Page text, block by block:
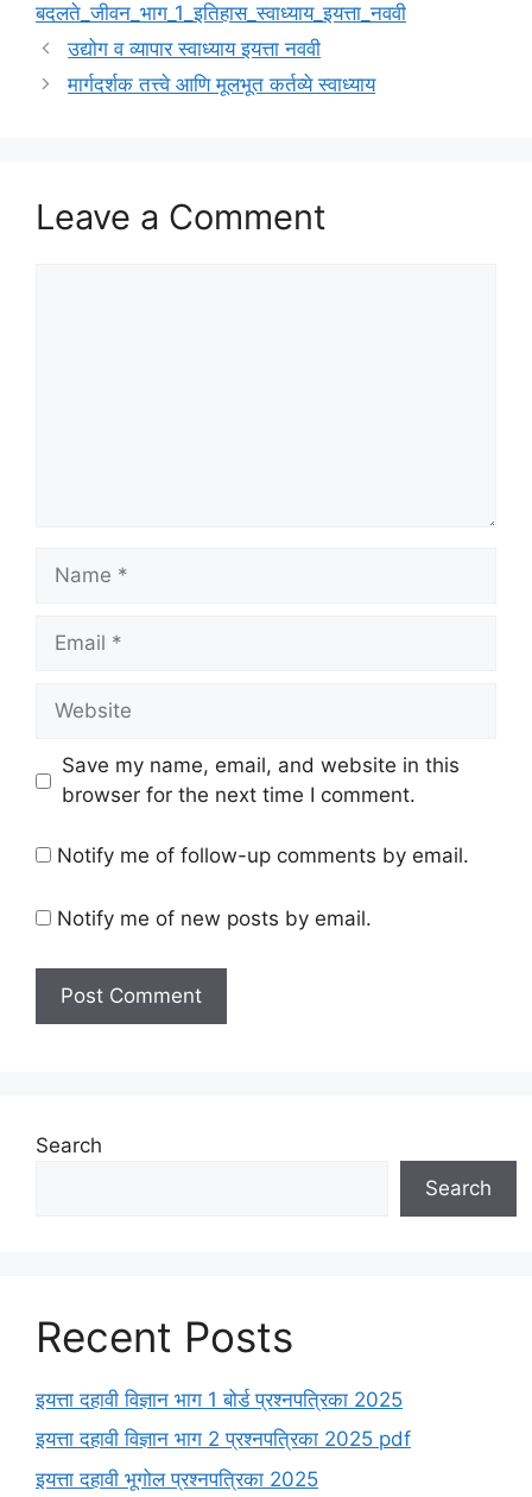
बदलते_जीवन_भाग_1_इतिहास_स्वाध्याय_इयत्ता_नववी
उद्योग व व्यापार स्वाध्याय इयत्ता नववी
मार्गदर्शक तत्त्वे आणि मूलभूत कर्तव्ये स्वाध्याय
Leave a Comment
Name
Email
Website
Save my name, email, and website in this
browser for the next time I comment.
Notify me of follow-up comments by email.
Notify me of new posts by email.
Search
Search
Recent Posts
इयत्ता दहावी विज्ञान भाग 1 बोर्ड प्रश्नपत्रिका 2025
इयत्ता दहावी विज्ञान भाग 2 प्रश्नपत्रिका 2025 pdf
इयत्ता दहावी भूगोल प्रश्नपत्रिका 2025